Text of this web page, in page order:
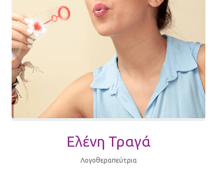
Ελένη Τραγά
Λογοθεραπεύτρια